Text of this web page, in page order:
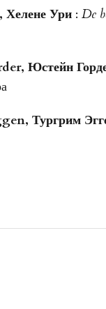
Ури : De
Юстейн
Тургрим